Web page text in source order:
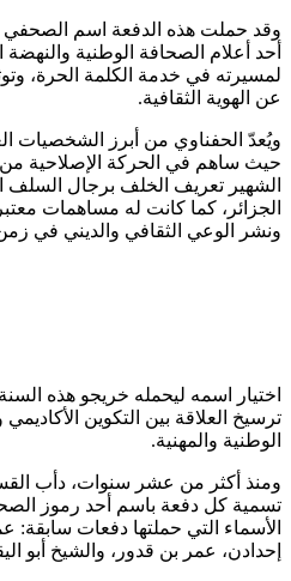
وقد حملت هذه الدفعة اسم الصحفي
أحد أعلام الصحافة الوطنية والنهضة
لمسيرته في خدمة الكلمة الحرة،
عن الهوية الثقافية.
ويُعدّ الحفناوي من أبرز الشخصيات
حيث ساهم في الحركة الإصلاحية من
الشهير تعريف الخلف برجال السلف
الجزائر، كما كانت له مساهمات
ونشر الوعي الثقافي والديني في
اختيار اسمه ليحمله خريجو هذه
ترسيخ العلاقة بين التكوين
الوطنية والمهنية.
ومنذ أكثر من عشر سنوات، دأب
تسمية كل دفعة باسم أحد رموز
الأسماء التي حملتها دفعات سابقة:
إحدادن، عمر بن قدور، والشيخ أبو